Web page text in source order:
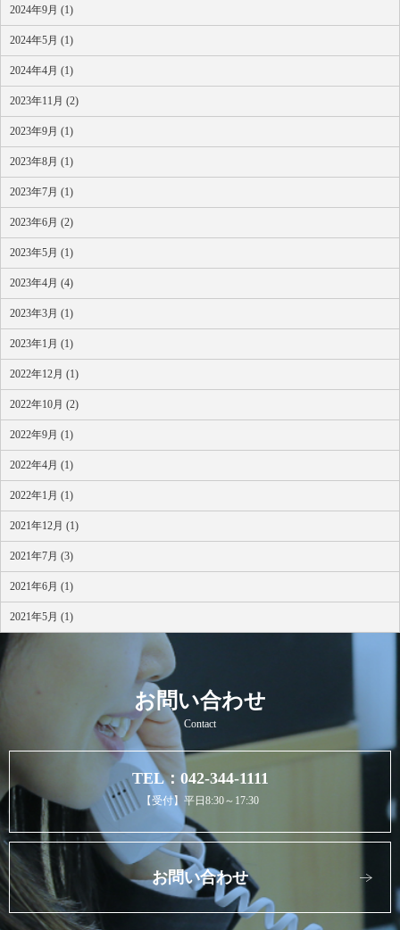
2024年9月 (1)
2024年5月 (1)
2024年4月 (1)
2023年11月 (2)
2023年9月 (1)
2023年8月 (1)
2023年7月 (1)
2023年6月 (2)
2023年5月 (1)
2023年4月 (4)
2023年3月 (1)
2023年1月 (1)
2022年12月 (1)
2022年10月 (2)
2022年9月 (1)
2022年4月 (1)
2022年1月 (1)
2021年12月 (1)
2021年7月 (3)
2021年6月 (1)
2021年5月 (1)
お問い合わせ
Contact
TEL：042-344-1111
【受付】平日8:30～17:30
お問い合わせ